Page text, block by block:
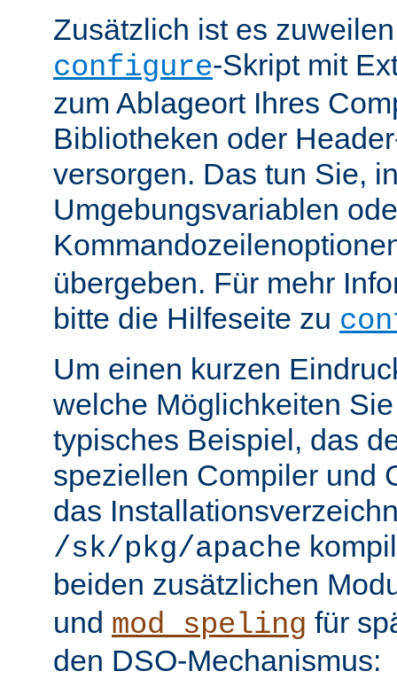
Zusätzlich ist es
configure-Skript mit
zum Ablageort Ihres
Bibliotheken oder
versorgen. Das tun Sie,
Umgebungsvariablen
übergeben. Für mehr
bitte die Hilfeseite zu
Um einen kurzen
welche Möglichkeiten
typisches Beispiel, das
speziellen Compiler und
das
/sk/pkg/apache
beiden zusätzlichen
und mod_speling für
den DSO-Mechanismus: